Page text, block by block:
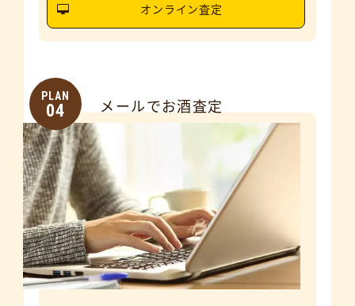
オンライン査定
PLAN
04 メールでお酒査定